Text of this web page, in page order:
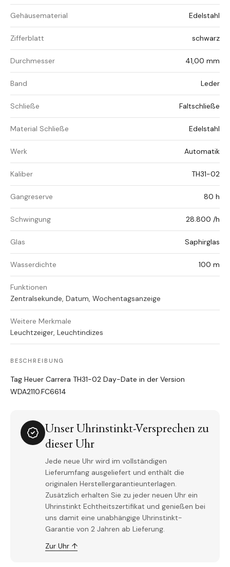
Gehäusematerial Edelstahl
Zifferblatt schwarz
Durchmesser 41,00 mm
Band Leder
Schließe Faltschließe
Material Schließe Edelstahl
Werk Automatik
Kaliber TH31-02
Gangreserve 80 h
Schwingung 28.800 /h
Glas Saphirglas
Wasserdichte 100 m
Funktionen
Zentralsekunde, Datum, Wochentagsanzeige
Weitere Merkmale
Leuchtzeiger, Leuchtindizes
BESCHREIBUNG
Tag Heuer Carrera TH31-02 Day-Date in der Version
WDA2110.FC6614
Unser Uhrinstinkt-Versprechen zu
dieser Uhr
Jede neue Uhr wird im vollständigen
Lieferumfang ausgeliefert und enthält die
originalen Herstellergarantieunterlagen.
Zusätzlich erhalten Sie zu jeder neuen Uhr ein
Uhrinstinkt Echtheitszertifikat und genießen bei
uns damit eine unabhängige Uhrinstinkt-
Garantie von 2 Jahren ab Lieferung.
Zur Uhr ↑